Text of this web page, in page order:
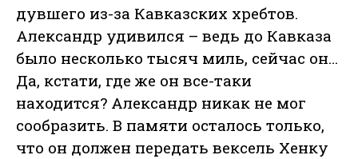
дувшего из-за Кавказских хребтов.
Александр удивился – ведь до Кавказа
было несколько тысяч миль, сейчас он…
Да, кстати, где же он все-таки
находится? Александр никак не мог
сообразить. В памяти осталось только,
что он должен передать вексель Хенку